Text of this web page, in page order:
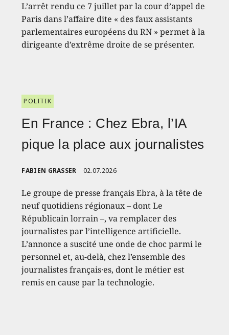
L’arrêt rendu ce 7 juillet par la cour d’appel de
Paris dans l’affaire dite « des faux assistants
parlementaires européens du RN » permet à la
dirigeante d’extrême droite de se présenter.
POLITIK
En France : Chez Ebra, l’IA
pique la place aux journalistes
FABIEN GRASSER 02.07.2026
Le groupe de presse français Ebra, à la tête de
neuf quotidiens régionaux – dont Le
Républicain lorrain –, va remplacer des
journalistes par l’intelligence artificielle.
L’annonce a suscité une onde de choc parmi le
personnel et, au-delà, chez l’ensemble des
journalistes français·es, dont le métier est
remis en cause par la technologie.